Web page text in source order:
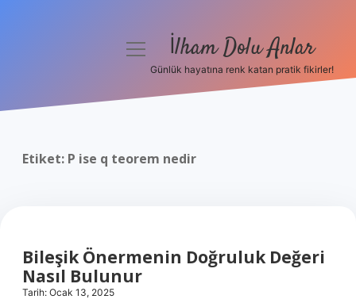
Yasal Uyarı
menüyü İlham Dolu Anlar
Günlük hayatına renk katan pratik fikirler!
Etiket: P ise q teorem nedir
Bileşik Önermenin Doğruluk Değeri
Nasıl Bulunur
Tarih: Ocak 13, 2025